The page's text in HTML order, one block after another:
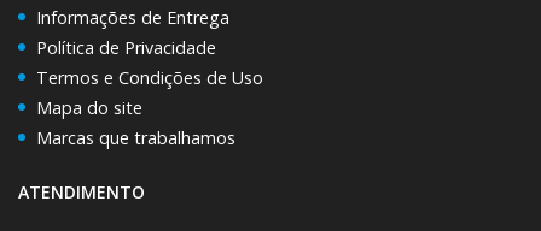
Informações de Entrega
Política de Privacidade
Termos e Condições de Uso
Mapa do site
Marcas que trabalhamos
ATENDIMENTO